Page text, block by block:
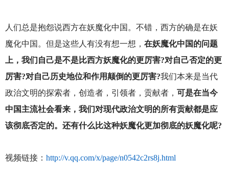
人们总是抱怨说西方在妖魔化中国。不错，西方的确是在妖
魔化中国。但是这些人有没有想一想， 在妖魔化中国的问题
上，我们自己是不是比西方妖魔化的更厉害?对自己否定的更
厉害?对自己历史地位和作用颠倒的更厉害?我们本来是当代
政治文明的探索者，创造者，引领者，贡献者， 可是在当今
中国主流社会看来，我们对现代政治文明的所有贡献都是应
该彻底否定的。还有什么比这种妖魔化更加彻底的妖魔化呢?
视频链接： http://v.qq.com/x/page/n0542c2rs8j.html